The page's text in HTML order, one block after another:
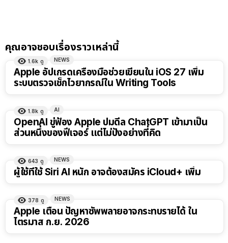
คุณอาจชอบเรื่องราวเหล่านี้
1.6k ดู NEWS
Apple อัปเกรดเครื่องมือช่วยเขียนใน iOS 27 เพิ่ม
ระบบตรวจเช็กไวยากรณ์ใน Writing Tools
1.8k ดู AI
OpenAI ขู่ฟ้อง Apple ปมดีล ChatGPT เข้ามาเป็น
ส่วนหนึ่งของฟีเจอร์ แต่ไม่ปังอย่างที่คิด
643 ดู NEWS
ผู้ใช้ที่ใช้ Siri AI หนัก อาจต้องสมัคร iCloud+ เพิ่ม
378 ดู NEWS
Apple เตือน ปัญหาซัพพลายอาจกระทบรายได้ ใน
ไตรมาส ก.ย. 2026